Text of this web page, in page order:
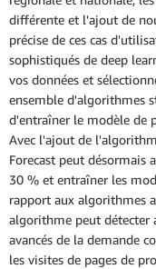
différente et l'ajout de
précise de ces cas
sophistiqués de deep
vos données et
ensemble d'algorithmes
d'entraîner le modèle de
Avec l'ajout de
Forecast peut désormais
30 % et entraîner les
rapport aux algorithmes
algorithme peut détecter
avancés de la demande
les visites de pages de